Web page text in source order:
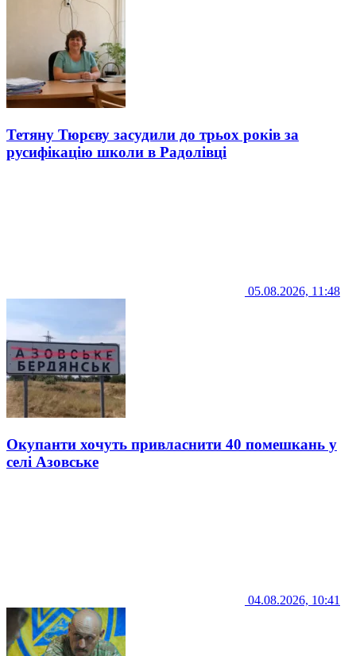
Тетяну Тюрєву засудили до трьох років за
русифікацію школи в Радолівці
05.08.2026, 11:48
Окупанти хочуть привласнити 40 помешкань у
селі Азовське
04.08.2026, 10:41